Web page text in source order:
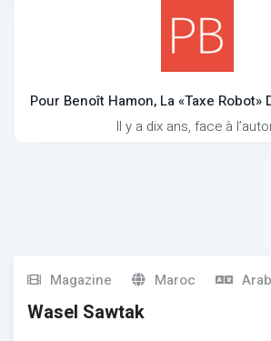
Pour Benoît Hamon, La «taxe Robot»
Il y a dix ans, face à
Magazine Maroc
Wasel Sawtak